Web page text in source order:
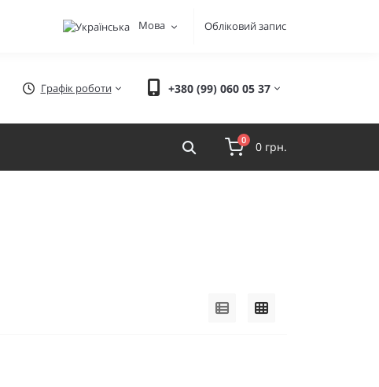
Мова Обліковий запис
Графік роботи +380 (99) 060 05 37
0 0 грн.